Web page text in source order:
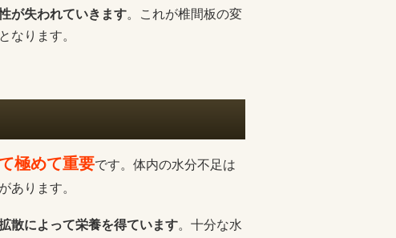
が失われていきます。これが椎間板の変
なります。
極めて重要です。体内の水分不足は
あります。
散によって栄養を得ています。十分な水